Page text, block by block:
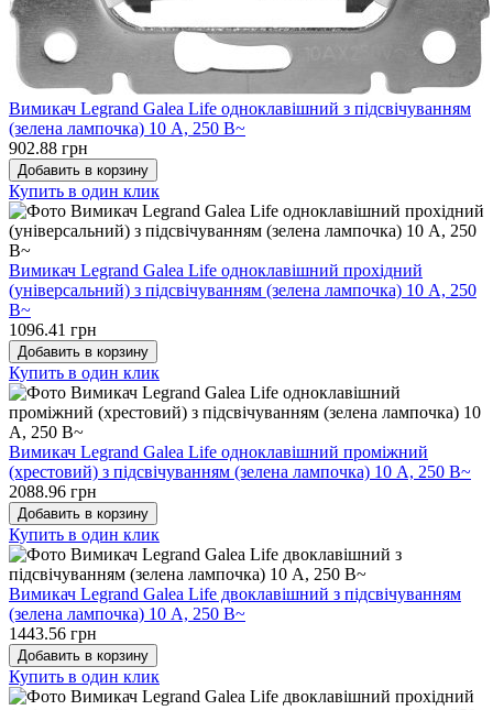
Вимикач Legrand Galea Life одноклавішний з підсвічуванням
(зелена лампочка) 10 А, 250 В~
902.88 грн
Добавить в корзину
Купить в один клик
Вимикач Legrand Galea Life одноклавішний прохідний
(універсальний) з підсвічуванням (зелена лампочка) 10 А, 250
В~
1096.41 грн
Добавить в корзину
Купить в один клик
Вимикач Legrand Galea Life одноклавішний проміжний
(хрестовий) з підсвічуванням (зелена лампочка) 10 А, 250 В~
2088.96 грн
Добавить в корзину
Купить в один клик
Вимикач Legrand Galea Life двоклавішний з підсвічуванням
(зелена лампочка) 10 А, 250 В~
1443.56 грн
Добавить в корзину
Купить в один клик